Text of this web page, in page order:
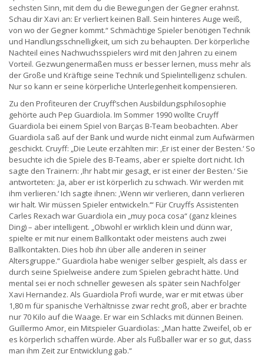
sechsten Sinn, mit dem du die Bewegungen der Gegner erahnst.
Schau dir Xavi an: Er verliert keinen Ball. Sein hinteres Auge weiß,
von wo der Gegner kommt.“ Schmächtige Spieler benötigen Technik
und Handlungsschnelligkeit, um sich zu behaupten. Der körperliche
Nachteil eines Nachwuchsspielers wird mit den Jahren zu einem
Vorteil. Gezwungenermaßen muss er besser lernen, muss mehr als
der Große und Kräftige seine Technik und Spielintelligenz schulen.
Nur so kann er seine körperliche Unterlegenheit kompensieren.
Zu den Profiteuren der Cruyff’schen Ausbildungsphilosophie
gehörte auch Pep Guardiola. Im Sommer 1990 wollte Cruyff
Guardiola bei einem Spiel von Barças B-Team beobachten. Aber
Guardiola saß auf der Bank und wurde nicht einmal zum Aufwärmen
geschickt. Cruyff: „Die Leute erzählten mir: ‚Er ist einer der Besten.‘ So
besuchte ich die Spiele des B-Teams, aber er spielte dort nicht. Ich
sagte den Trainern: ‚Ihr habt mir gesagt, er ist einer der Besten.‘ Sie
antworteten: ‚Ja, aber er ist körperlich zu schwach. Wir werden mit
ihm verlieren.‘ Ich sagte ihnen: ‚Wenn wir verlieren, dann verlieren
wir halt. Wir müssen Spieler entwickeln.‘“ Für Cruyffs Assistenten
Carles Rexach war Guardiola ein „muy poca cosa“ (ganz kleines
Ding) – aber intelligent. „Obwohl er wirklich klein und dünn war,
spielte er mit nur einem Ballkontakt oder meistens auch zwei
Ballkontakten. Dies hob ihn über alle anderen in seiner
Altersgruppe.“ Guardiola habe weniger selber gespielt, als dass er
durch seine Spielweise andere zum Spielen gebracht hätte. Und
mental sei er noch schneller gewesen als später sein Nachfolger
Xavi Hernandez. Als Guardiola Profi wurde, war er mit etwas über
1,80 m für spanische Verhältnisse zwar recht groß, aber er brachte
nur 70 Kilo auf die Waage. Er war ein Schlacks mit dünnen Beinen.
Guillermo Amor, ein Mitspieler Guardiolas: „Man hatte Zweifel, ob er
es körperlich schaffen würde. Aber als Fußballer war er so gut, dass
man ihm Zeit zur Entwicklung gab.“